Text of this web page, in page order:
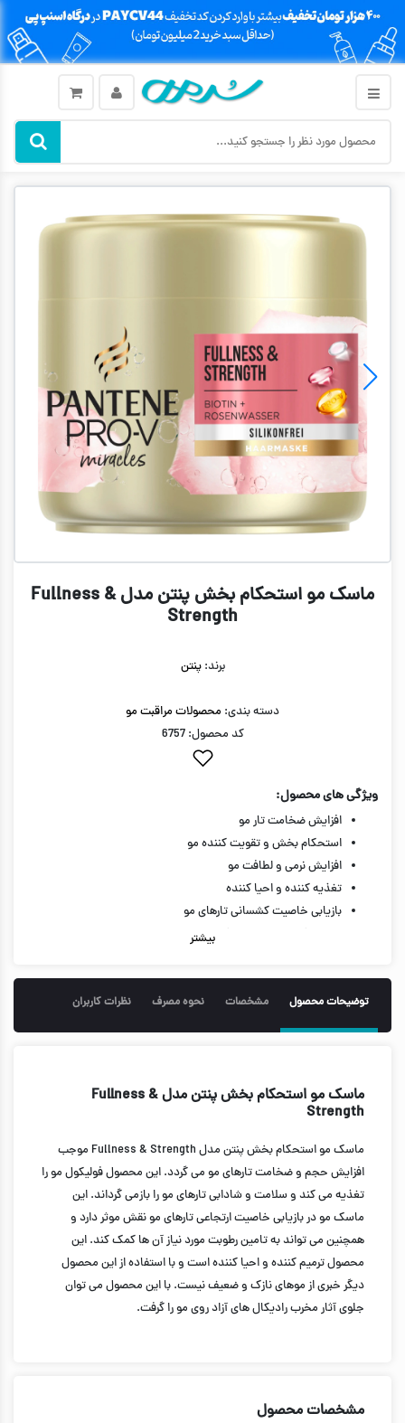
ماسک مو استحکام بخش پنتن مدل Fullness &
Strength
برند:پنتن
دسته بندی: محصولات مراقبت مو
کد محصول: 6757
ویژگی های محصول:
افزایش ضخامت تار مو
استحکام بخش و تقویت کننده مو
افزایش نرمی و لطافت مو
تغذیه کننده و احیا کننده
بازیابی خاصیت کشسانی تارهای مو
شاداب کننده و درخشان کننده
محافظت از مو در برابر آسیب های حرارتی
مناسب موهای خشک و آسیب دیده
حاوی پرو ویتامین ضد ریزش، ترمیم کننده، افزایش سرعت رشد مو،
بیشتر
توضیحات محصول مشخصات نحوه مصرف نظرات کاربران
ماسک مو استحکام بخش پنتن مدل Fullness &
Strength
ماسک مو استحکام بخش پنتن مدل Fullness & Strength موجب
افزایش حجم و ضخامت تارهای مو می گردد. این محصول فولیکول مو را
تغذیه می کند و سلامت و شادابی تارهای مو را بازمی گرداند. این
ماسک مو در بازیابی خاصیت ارتجاعی تارهای مو نقش موثر دارد و
همچنین می تواند به تامین رطوبت مورد نیاز آن ها کمک کند. این
محصول ترمیم کننده و احیا کننده است و با استفاده از این محصول
دیگر خبری از موهای نازک و ضعیف نیست. با این محصول می توان
جلوی آثار مخرب رادیکال های آزاد روی مو را گرفت.
مشخصات محصول